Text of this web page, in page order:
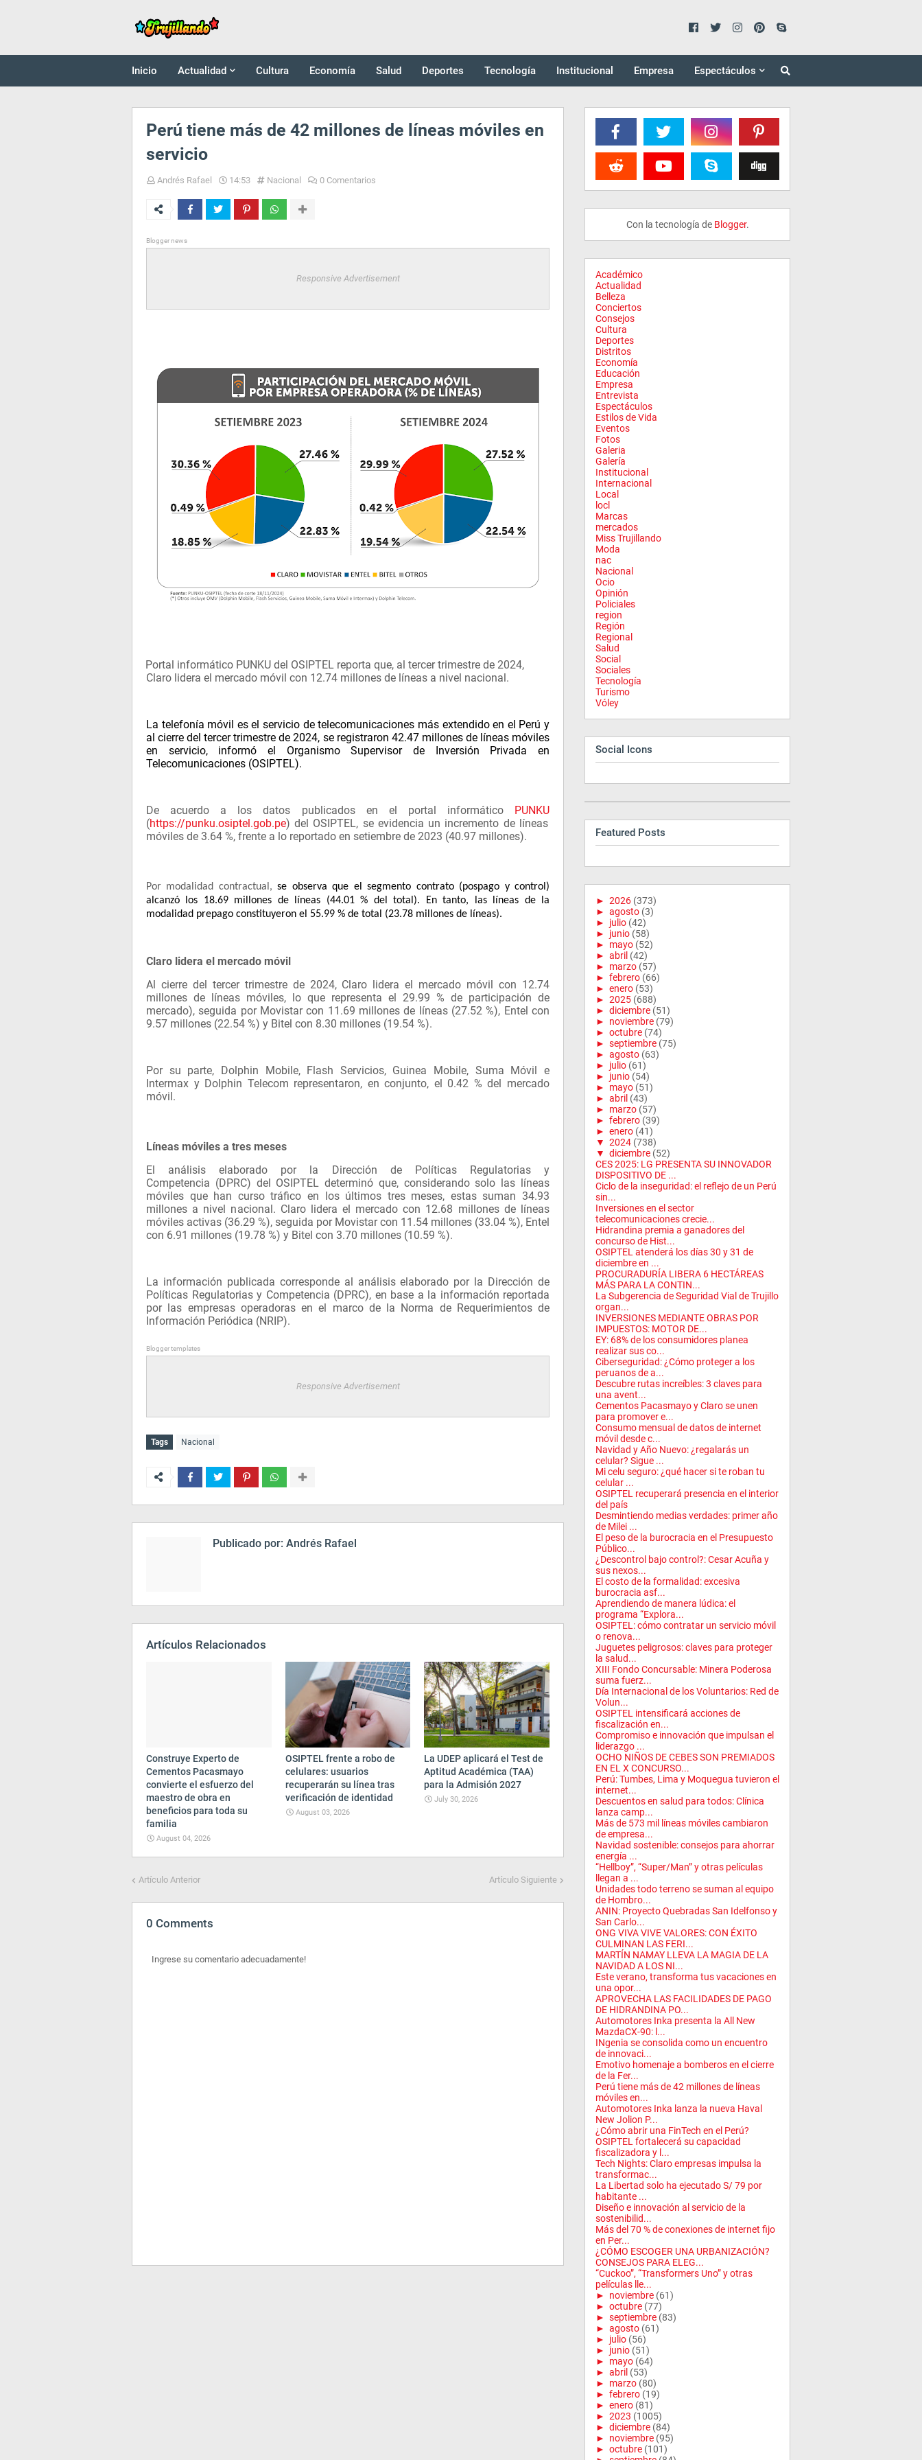
Inicio Actualidad Cultura Economía Salud Deportes Tecnología Institucional Empresa Espectáculos
Perú tiene más de 42 millones de líneas móviles en
servicio
Andrés Rafael 14:53 Nacional 0 Comentarios
Blogger news
Responsive Advertisement
Portal informático PUNKU del OSIPTEL reporta que, al tercer trimestre de 2024,
Claro lidera el mercado móvil con 12.74 millones de líneas a nivel nacional.
La telefonía móvil es el servicio de telecomunicaciones más extendido en el Perú y
al cierre del tercer trimestre de 2024, se registraron 42.47 millones de líneas móviles
en servicio, informó el Organismo Supervisor de Inversión Privada en
Telecomunicaciones (OSIPTEL).
De acuerdo a los datos publicados en el portal informático PUNKU
(https://punku.osiptel.gob.pe) del OSIPTEL, se evidencia un incremento de líneas
móviles de 3.64 %, frente a lo reportado en setiembre de 2023 (40.97 millones).
Por modalidad contractual,se observa que el segmento contrato (pospago y control)
alcanzó los 18.69 millones de líneas (44.01 % del total). En tanto, las líneas de la
modalidad prepago constituyeron el 55.99 % de total (23.78 millones de líneas).
Claro lidera el mercado móvil
Al cierre del tercer trimestre de 2024, Claro lidera el mercado móvil con 12.74
millones de líneas móviles, lo que representa el 29.99 % de participación de
mercado), seguida por Movistar con 11.69 millones de líneas (27.52 %), Entel con
9.57 millones (22.54 %) y Bitel con 8.30 millones (19.54 %).
Por su parte, Dolphin Mobile, Flash Servicios, Guinea Mobile, Suma Móvil e
Intermax y Dolphin Telecom representaron, en conjunto, el 0.42 % del mercado
móvil.
Líneas móviles a tres meses
El análisis elaborado por la Dirección de Políticas Regulatorias y
Competencia (DPRC) del OSIPTEL determinó que, considerando solo las líneas
móviles que han curso tráfico en los últimos tres meses, estas suman 34.93
millones a nivel nacional. Claro lidera el mercado con 12.68 millones de líneas
móviles activas (36.29 %), seguida por Movistar con 11.54 millones (33.04 %), Entel
con 6.91 millones (19.78 %) y Bitel con 3.70 millones (10.59 %).
La información publicada corresponde al análisis elaborado por la Dirección de
Políticas Regulatorias y Competencia (DPRC), en base a la información reportada
por las empresas operadoras en el marco de la Norma de Requerimientos de
Información Periódica (NRIP).
Blogger templates
Responsive Advertisement
Tags Nacional
Publicado por: Andrés Rafael
Artículos Relacionados
Construye Experto de
Cementos Pacasmayo
convierte el esfuerzo del
maestro de obra en
beneficios para toda su
familia
August 04, 2026
OSIPTEL frente a robo de
celulares: usuarios
recuperarán su línea tras
verificación de identidad
August 03, 2026
La UDEP aplicará el Test de
Aptitud Académica (TAA)
para la Admisión 2027
July 30, 2026
Artículo Anterior Artículo Siguiente
0 Comments
Ingrese su comentario adecuadamente!
Con la tecnología de Blogger.
Académico
Actualidad
Belleza
Conciertos
Consejos
Cultura
Deportes
Distritos
Economía
Educación
Empresa
Entrevista
Espectáculos
Estilos de Vida
Eventos
Fotos
Galeria
Galería
Institucional
Internacional
Local
locl
Marcas
mercados
Miss Trujillando
Moda
nac
Nacional
Ocio
Opinión
Policiales
region
Región
Regional
Salud
Social
Sociales
Tecnología
Turismo
Vóley
Social Icons
Featured Posts
► 2026 (373)
► agosto (3)
► julio (42)
► junio (58)
► mayo (52)
► abril (42)
► marzo (57)
► febrero (66)
► enero (53)
► 2025 (688)
► diciembre (51)
► noviembre (79)
► octubre (74)
► septiembre (75)
► agosto (63)
► julio (61)
► junio (54)
► mayo (51)
► abril (43)
► marzo (57)
► febrero (39)
► enero (41)
▼ 2024 (738)
▼ diciembre (52)
CES 2025: LG PRESENTA SU INNOVADOR
DISPOSITIVO DE ...
Ciclo de la inseguridad: el reflejo de un Perú
sin...
Inversiones en el sector
telecomunicaciones crecie...
Hidrandina premia a ganadores del
concurso de Hist...
OSIPTEL atenderá los días 30 y 31 de
diciembre en ...
PROCURADURÍA LIBERA 6 HECTÁREAS
MÁS PARA LA CONTIN...
La Subgerencia de Seguridad Vial de Trujillo
organ...
INVERSIONES MEDIANTE OBRAS POR
IMPUESTOS: MOTOR DE...
EY: 68% de los consumidores planea
realizar sus co...
Ciberseguridad: ¿Cómo proteger a los
peruanos de a...
Descubre rutas increíbles: 3 claves para
una avent...
Cementos Pacasmayo y Claro se unen
para promover e...
Consumo mensual de datos de internet
móvil desde c...
Navidad y Año Nuevo: ¿regalarás un
celular? Sigue ...
Mi celu seguro: ¿qué hacer si te roban tu
celular ...
OSIPTEL recuperará presencia en el interior
del país
Desmintiendo medias verdades: primer año
de Milei ...
El peso de la burocracia en el Presupuesto
Público...
¿Descontrol bajo control?: Cesar Acuña y
sus nexos...
El costo de la formalidad: excesiva
burocracia asf...
Aprendiendo de manera lúdica: el
programa “Explora...
OSIPTEL: cómo contratar un servicio móvil
o renova...
Juguetes peligrosos: claves para proteger
la salud...
XIII Fondo Concursable: Minera Poderosa
suma fuerz...
Día Internacional de los Voluntarios: Red de
Volun...
OSIPTEL intensificará acciones de
fiscalización en...
Compromiso e innovación que impulsan el
liderazgo ...
OCHO NIÑOS DE CEBES SON PREMIADOS
EN EL X CONCURSO...
Perú: Tumbes, Lima y Moquegua tuvieron el
internet...
Descuentos en salud para todos: Clínica
lanza camp...
Más de 573 mil líneas móviles cambiaron
de empresa...
Navidad sostenible: consejos para ahorrar
energía ...
“Hellboy”, “Super/Man” y otras películas
llegan a ...
Unidades todo terreno se suman al equipo
de Hombro...
ANIN: Proyecto Quebradas San Idelfonso y
San Carlo...
ONG VIVA VIVE VALORES: CON ÉXITO
CULMINAN LAS FERI...
MARTÍN NAMAY LLEVA LA MAGIA DE LA
NAVIDAD A LOS NI...
Este verano, transforma tus vacaciones en
una opor...
APROVECHA LAS FACILIDADES DE PAGO
DE HIDRANDINA PO...
Automotores Inka presenta la All New
MazdaCX-90: l...
INgenia se consolida como un encuentro
de innovaci...
Emotivo homenaje a bomberos en el cierre
de la Fer...
Perú tiene más de 42 millones de líneas
móviles en...
Automotores Inka lanza la nueva Haval
New Jolion P...
¿Cómo abrir una FinTech en el Perú?
OSIPTEL fortalecerá su capacidad
fiscalizadora y l...
Tech Nights: Claro empresas impulsa la
transformac...
La Libertad solo ha ejecutado S/ 79 por
habitante ...
Diseño e innovación al servicio de la
sostenibilid...
Más del 70 % de conexiones de internet fijo
en Per...
¿CÓMO ESCOGER UNA URBANIZACIÓN?
CONSEJOS PARA ELEG...
“Cuckoo”, “Transformers Uno” y otras
películas lle...
► noviembre (61)
► octubre (77)
► septiembre (83)
► agosto (61)
► julio (56)
► junio (51)
► mayo (64)
► abril (53)
► marzo (80)
► febrero (19)
► enero (81)
► 2023 (1005)
► diciembre (84)
► noviembre (95)
► octubre (101)